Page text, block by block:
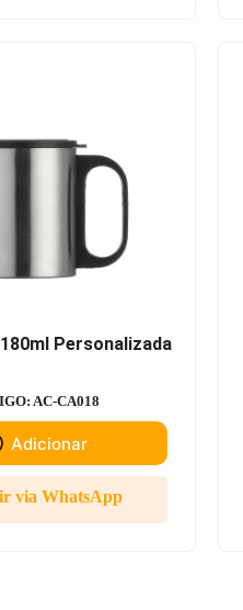
Personalizada
AC-CA018
Adicionar
via WhatsApp